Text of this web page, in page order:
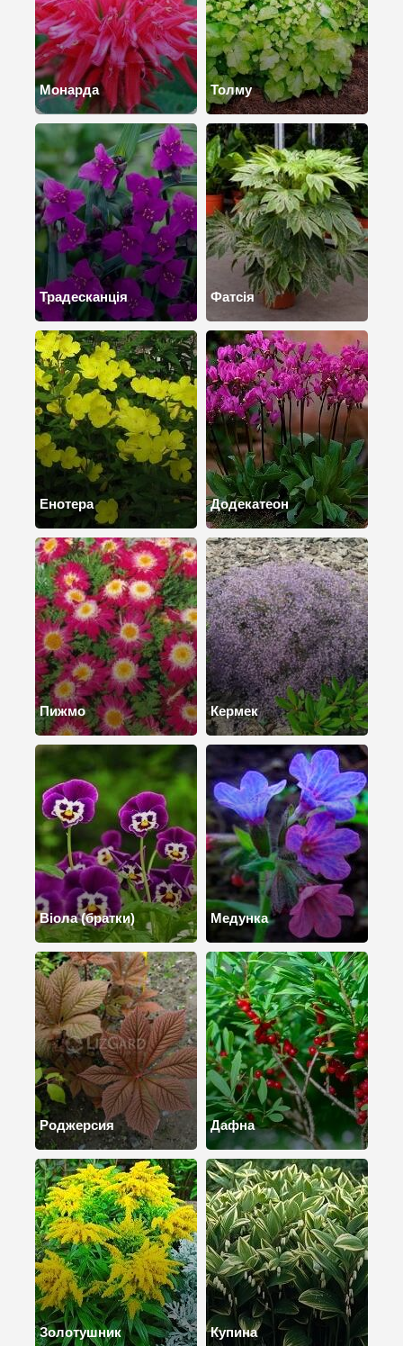
Монарда Толму
Традесканція Фатсія
Енотера Додекатеон
Пижмо Кермек
Віола (братки) Медунка
Роджерсия Дафна
Золотушник Купина